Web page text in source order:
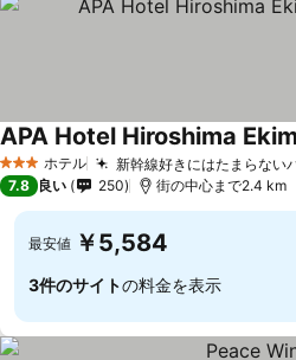
3 ホテルのランク
ホテル 新幹線好きにはたまらない
APA Hotel Hiroshima
7.8 良い 250 街の中心まで2.4 km
最安値 ￥5,584
3件のサイトの料金を表示